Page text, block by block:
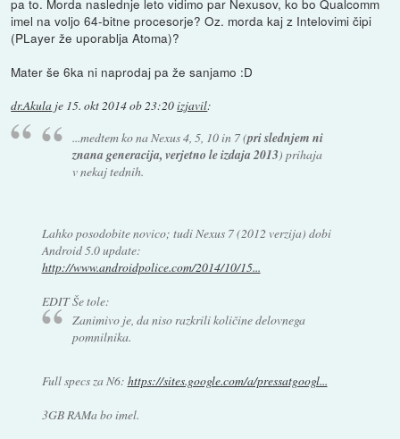
pa to. Morda naslednje leto vidimo par Nexusov, ko bo Qualcomm
imel na voljo 64-bitne procesorje? Oz. morda kaj z Intelovimi čipi
(PLayer že uporablja Atoma)?
Mater še 6ka ni naprodaj pa že sanjamo :D
dr.Akula je 15. okt 2014 ob 23:20izjavil:
...medtem ko na Nexus 4, 5, 10 in 7 (pri slednjem ni
znana generacija, verjetno le izdaja 2013) prihaja
v nekaj tednih.
Lahko posodobite novico; tudi Nexus 7 (2012 verzija) dobi
Android 5.0 update:
http://www.androidpolice.com/2014/10/15...
EDIT Še tole:
Zanimivo je, da niso razkrili količine delovnega
pomnilnika.
Full specs za N6: https://sites.google.com/a/pressatgoogl...
3GB RAMa bo imel.